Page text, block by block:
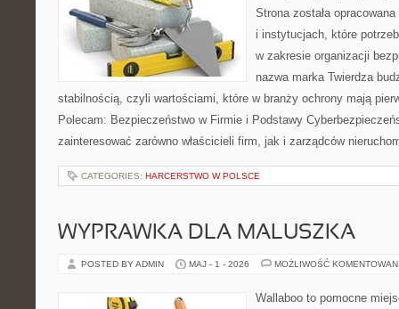
Strona została
i instytucjach, które
w zakresie organizacji
nazwa marka Twierdza
stabilnością, czyli wartościami, które w branży ochrony mają
Polecam: Bezpieczeństwo w Firmie i Podstawy
zainteresować zarówno właścicieli firm, jak i zarządców
CATEGORIES: HARCERSTWO W POLSCE
WYPRAWKA DLA MALUSZKA
POSTED BY ADMIN MAJ - 1 - 2026 MOŻLIWOŚĆ
Wallaboo to pomocne